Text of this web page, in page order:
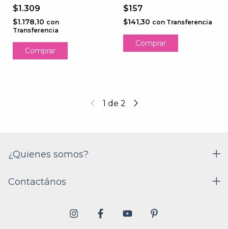
$1.309
$1.178,10 con
Transferencia
$157
$141,30 con Transferencia
Comprar
1 de 2
¿Quienes somos?
Contactános